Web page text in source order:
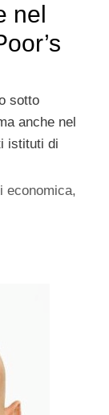
nel
sotto
anche nel
istituti di
economica,